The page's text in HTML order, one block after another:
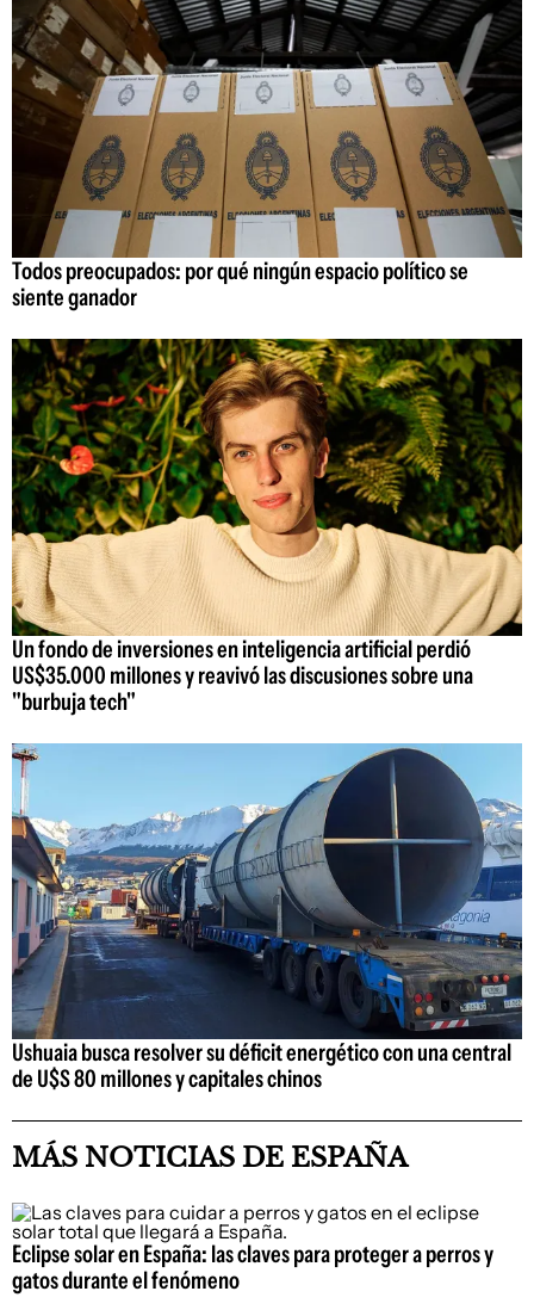
Todos preocupados: por qué ningún espacio político se
siente ganador
Un fondo de inversiones en inteligencia artificial perdió
US$35.000 millones y reavivó las discusiones sobre una
"burbuja tech"
Ushuaia busca resolver su déficit energético con una central
de U$S 80 millones y capitales chinos
MÁS NOTICIAS DE ESPAÑA
Eclipse solar en España: las claves para proteger a perros y
gatos durante el fenómeno